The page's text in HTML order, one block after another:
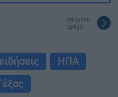
επόμενο
άρθρο
ειδήσεις
ΗΠΑ